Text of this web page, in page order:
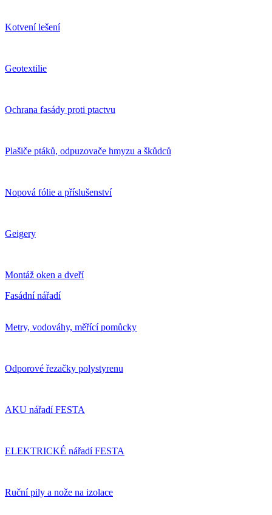
Kotvení lešení
Geotextilie
Ochrana fasády proti ptactvu
Plašiče ptáků, odpuzovače hmyzu a škůdců
Nopová fólie a příslušenství
Geigery
Montáž oken a dveří
Fasádní nářadí
Metry, vodováhy, měřící pomůcky
Odporové řezačky polystyrenu
AKU nářadí FESTA
ELEKTRICKÉ nářadí FESTA
Ruční pily a nože na izolace